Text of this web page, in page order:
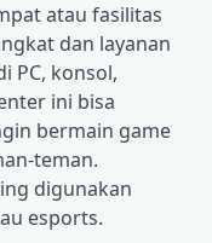
atau fasilitas
dan layanan
PC, konsol,
ini bisa
bermain game
teman.
digunakan
esports.